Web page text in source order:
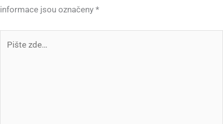
informace jsou označeny *